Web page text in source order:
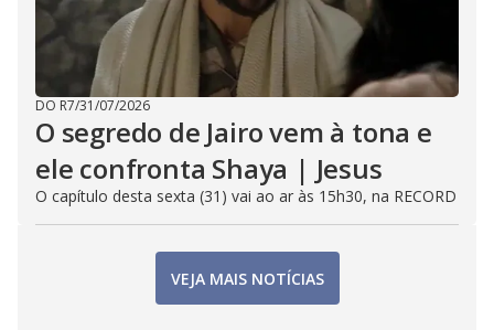
DO R7/31/07/2026
O segredo de Jairo vem à tona e
ele confronta Shaya | Jesus
O capítulo desta sexta (31) vai ao ar às 15h30, na RECORD
VEJA MAIS NOTÍCIAS